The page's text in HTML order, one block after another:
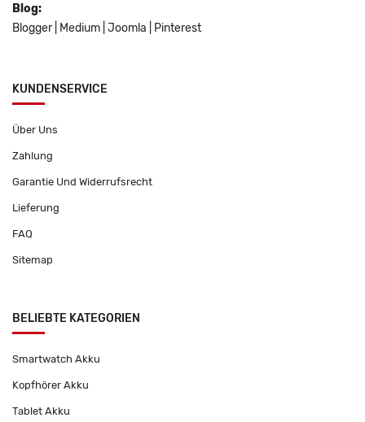
Blog:
Blogger
Medium Joomla Pinterest
KUNDENSERVICE
Über Uns
Zahlung
Garantie Und Widerrufsrecht
Lieferung
FAQ
Sitemap
BELIEBTE KATEGORIEN
Smartwatch Akku
Kopfhörer Akku
Tablet Akku